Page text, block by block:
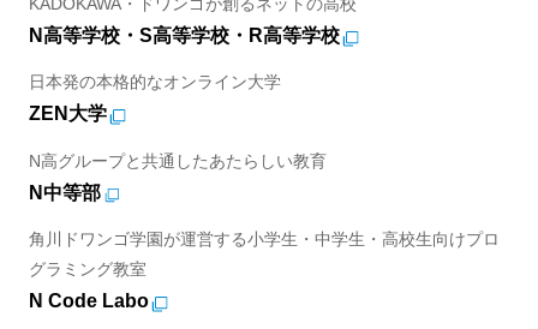
N高等学校・S高等学校・R高等学校
日本発の本格的なオンライン大学
ZEN大学
N高グループと共通したあたらしい教育
N中等部
角川ドワンゴ学園が運営する小学生・中学生・高校生向けプロ
グラミング教室
N Code Labo